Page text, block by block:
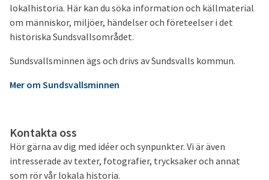
lokalhistoria. Här kan du söka information och källmaterial
om människor, miljöer, händelser och företeelser i det
historiska Sundsvallsområdet.
Sundsvallsminnen ägs och drivs av Sundsvalls kommun.
Mer om Sundsvallsminnen
Kontakta oss
Hör gärna av dig med idéer och synpunkter. Vi är även
intresserade av texter, fotografier, trycksaker och annat
som rör vår lokala historia.